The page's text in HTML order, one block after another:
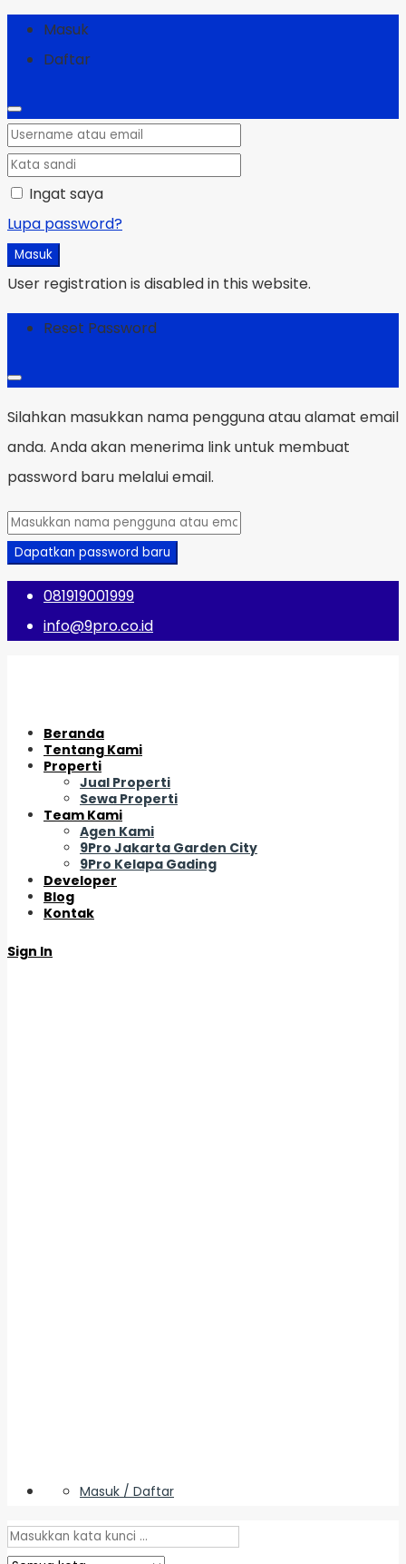
Masuk
Daftar
Ingat saya
Lupa password?
Masuk
User registration is disabled in this website.
Reset Password
Silahkan masukkan nama pengguna atau alamat email
anda. Anda akan menerima link untuk membuat
password baru melalui email.
Dapatkan password baru
081919001999
info@9pro.co.id
Beranda
Tentang Kami
Properti
Jual Properti
Sewa Properti
Team Kami
Agen Kami
9Pro Jakarta Garden City
9Pro Kelapa Gading
Developer
Blog
Kontak
Sign In
Masuk / Daftar